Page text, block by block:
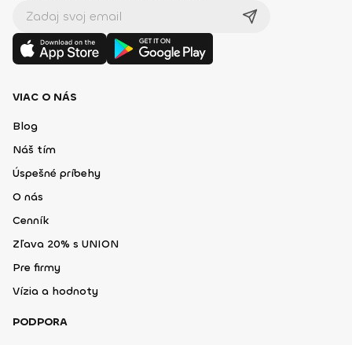
VIAC O NÁS
Blog
Náš tím
Úspešné príbehy
O nás
Cenník
Zľava 20% s UNION
Pre firmy
Vízia a hodnoty
PODPORA